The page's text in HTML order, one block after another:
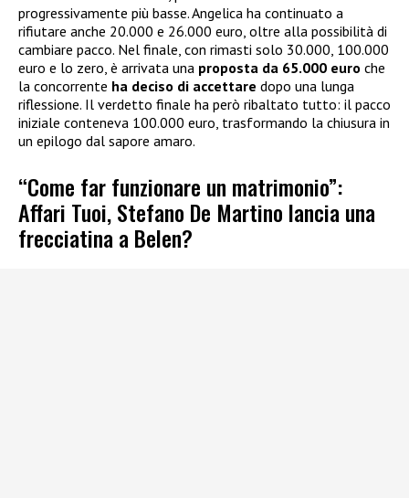
progressivamente più basse. Angelica ha continuato a
rifiutare anche 20.000 e 26.000 euro, oltre alla possibilità di
cambiare pacco. Nel finale, con rimasti solo 30.000, 100.000
euro e lo zero, è arrivata una proposta da 65.000 euro che
la concorrente ha deciso di accettare dopo una lunga
riflessione. Il verdetto finale ha però ribaltato tutto: il pacco
iniziale conteneva 100.000 euro, trasformando la chiusura in
un epilogo dal sapore amaro.
“Come far funzionare un matrimonio”:
Affari Tuoi, Stefano De Martino lancia una
frecciatina a Belen?